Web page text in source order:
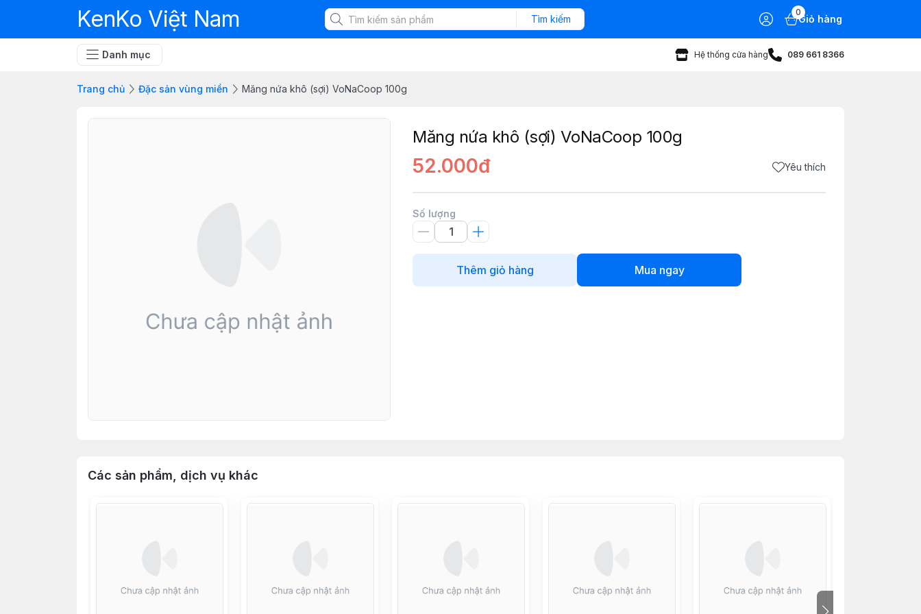
KenKo Việt Nam Tìm kiếm
0
Giỏ hàng
Danh mục Hệ thống cửa hàng 089 661 8366
Trang chủ Đặc sản vùng miền Măng nứa khô (sợi) VoNaCoop 100g
Măng nứa khô (sợi) VoNaCoop 100g
52.000đ Yêu thích
Số lượng
Thêm giỏ hàng Mua ngay
Các sản phẩm, dịch vụ khác